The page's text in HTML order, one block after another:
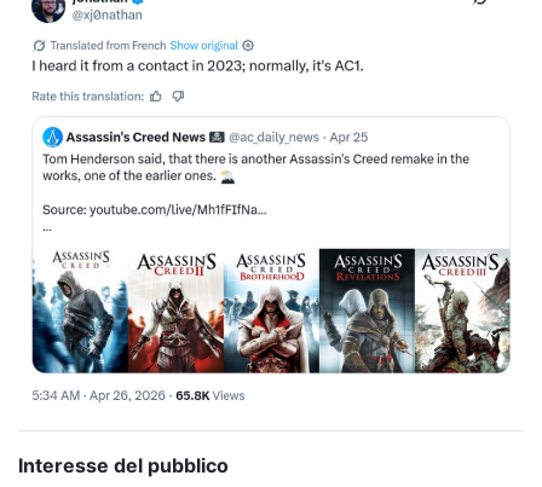
Interesse del pubblico